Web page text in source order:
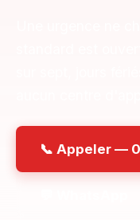
📞 Appeler —